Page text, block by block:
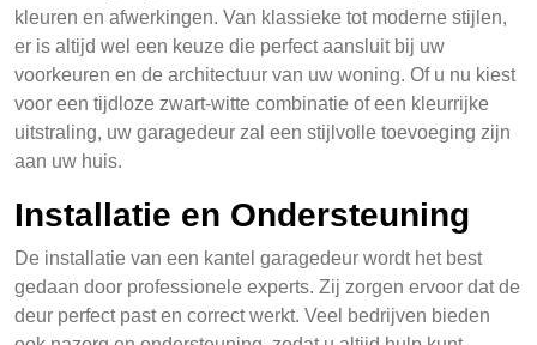
kleuren en afwerkingen. Van klassieke tot moderne stijlen,
er is altijd wel een keuze die perfect aansluit bij uw
voorkeuren en de architectuur van uw woning. Of u nu kiest
voor een tijdloze zwart-witte combinatie of een kleurrijke
uitstraling, uw garagedeur zal een stijlvolle toevoeging zijn
aan uw huis.
Installatie en Ondersteuning
De installatie van een kantel garagedeur wordt het best
gedaan door professionele experts. Zij zorgen ervoor dat de
deur perfect past en correct werkt. Veel bedrijven bieden